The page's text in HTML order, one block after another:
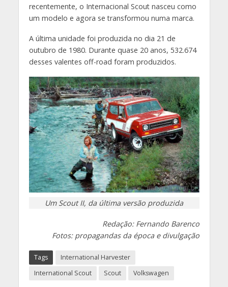
recentemente, o Internacional Scout nasceu como
um modelo e agora se transformou numa marca.
A última unidade foi produzida no dia 21 de
outubro de 1980. Durante quase 20 anos, 532.674
desses valentes off-road foram produzidos.
Um Scout II, da última versão produzida
Redação: Fernando Barenco
Fotos: propagandas da época e divulgação
Tags
International Harvester
International Scout
Scout Volkswagen